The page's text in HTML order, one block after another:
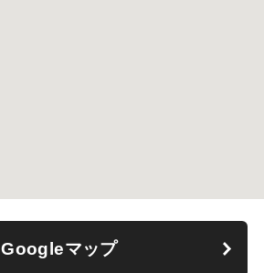
Googleマップ